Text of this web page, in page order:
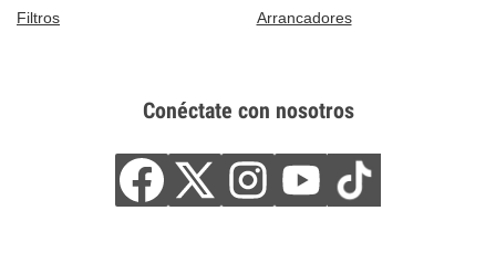
Filtros
Arrancadores
Conéctate con nosotros